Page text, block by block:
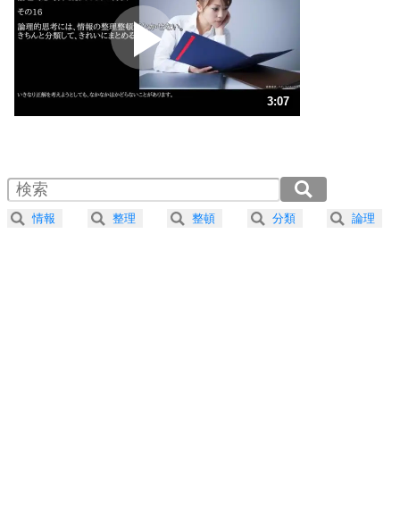
プラス思考
ポジティブになれない原因は、行動しないから。
ポジティブ思考になる30の方法
人生、なんとかなるもの。
気楽に生きる30の方法
4 器の大きい人は、怒りを優しさで表現する。
プラス思考
3:07
2.0倍速 （366KB 1分33秒）
2.5倍速 （293KB 1分14秒）
3.0倍速 （245KB 1分2秒）
情報 整理 整頓 分類 論理